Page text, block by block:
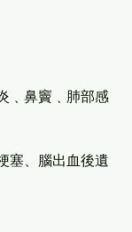
﹑鼻竇﹑肺部感
塞、腦出血後遺